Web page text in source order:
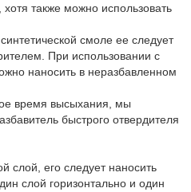
также можно использовать
смоле ее следует
При использовании с
наносить в неразбавленном
время высыхания, мы
быстрого отвердителя
слой, его следует наносить
слой горизонтально и один